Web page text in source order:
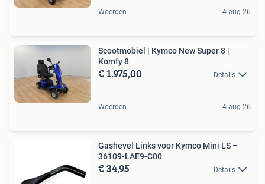
Woerden 4 aug 26
Scootmobiel | Kymco New Super 8 |
Komfy 8
€ 1.975,00 Details
Woerden 4 aug 26
Gashevel Links voor Kymco Mini LS –
36109-LAE9-C00
€ 34,95 Details